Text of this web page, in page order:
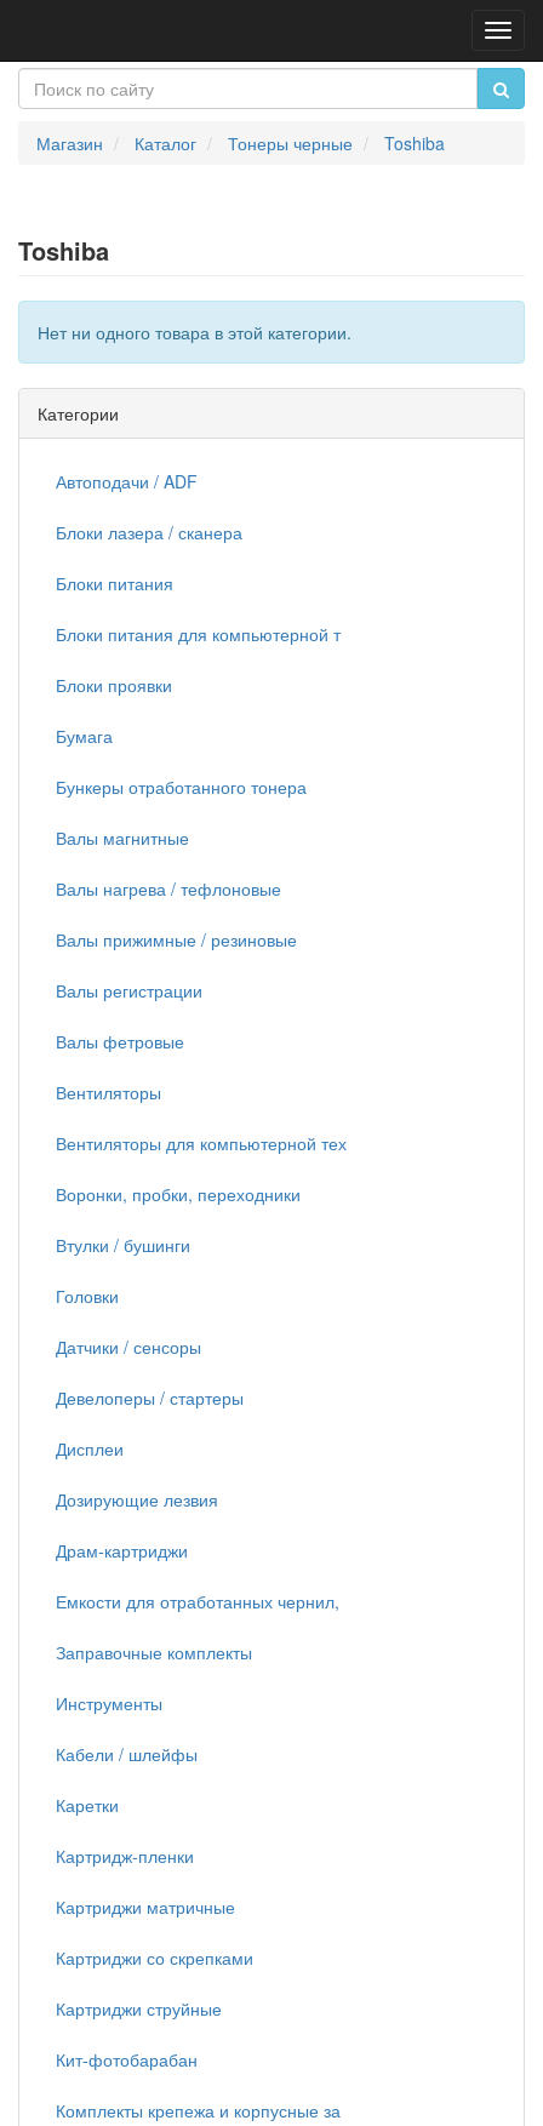
Магазин Каталог Тонеры черные Toshiba
Toshiba
Нет ни одного товара в этой категории.
Категории
Автоподачи / ADF
Блоки лазера / сканера
Блоки питания
Блоки питания для компьютерной т
Блоки проявки
Бумага
Бункеры отработанного тонера
Валы магнитные
Валы нагрева / тефлоновые
Валы прижимные / резиновые
Валы регистрации
Валы фетровые
Вентиляторы
Вентиляторы для компьютерной тех
Воронки, пробки, переходники
Втулки / бушинги
Головки
Датчики / сенсоры
Девелоперы / стартеры
Дисплеи
Дозирующие лезвия
Драм-картриджи
Емкости для отработанных чернил,
Заправочные комплекты
Инструменты
Кабели / шлейфы
Каретки
Картридж-пленки
Картриджи матричные
Картриджи со скрепками
Картриджи струйные
Кит-фотобарабан
Комплекты крепежа и корпусные за